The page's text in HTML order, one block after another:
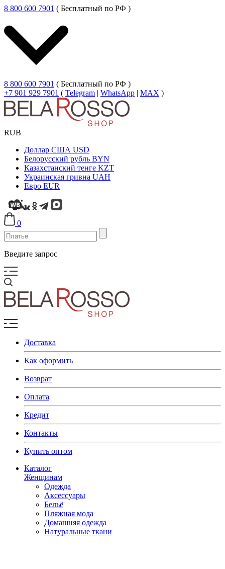
8 800 600 7901 ( Бесплатный по РФ )
8 800 600 7901 ( Бесплатный по РФ )
+7 901 929 7901 ( Telegram | WhatsApp | MAX )
RUB
Доллар США USD
Белорусский рубль BYN
Казахстанский тенге KZT
Украинская гривна UAH
Евро EUR
0
Введите запрос
Доставка
Как оформить
Возврат
Оплата
Кредит
Контакты
Купить оптом
Каталог
Женщинам
Одежда
Аксессуары
Бельё
Пляжная мода
Домашняя одежда
Натуральные ткани